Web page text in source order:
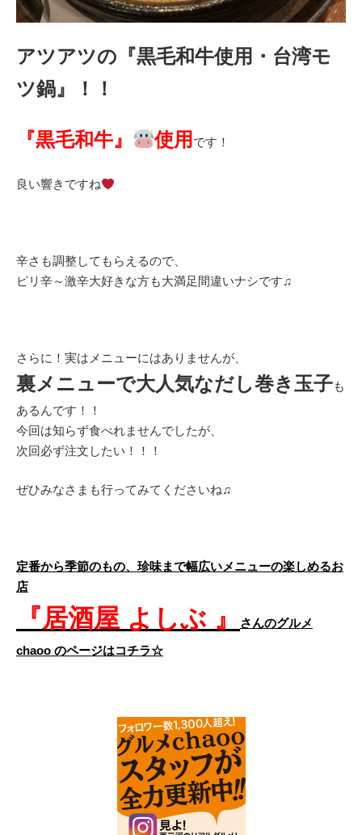
アツアツの『黒毛和牛使用・台湾モ
ツ鍋』！！
『黒毛和牛』 使用 です！
良い響きですね
辛さも調整してもらえるので、
ピリ辛～激辛大好きな方も大満足間違いナシです♫
さらに！実はメニューにはありませんが、
裏メニューで大人気なだし巻き玉子も
あるんです！！
今回は知らず食べれませんでしたが、
次回必ず注文したい！！！
ぜひみなさまも行ってみてくださいね♫
定番から季節のもの、珍味まで幅広いメニューの楽しめるお
店
『居酒屋 よしぶ 』
さんのグルメ
chaoo のページはコチラ☆